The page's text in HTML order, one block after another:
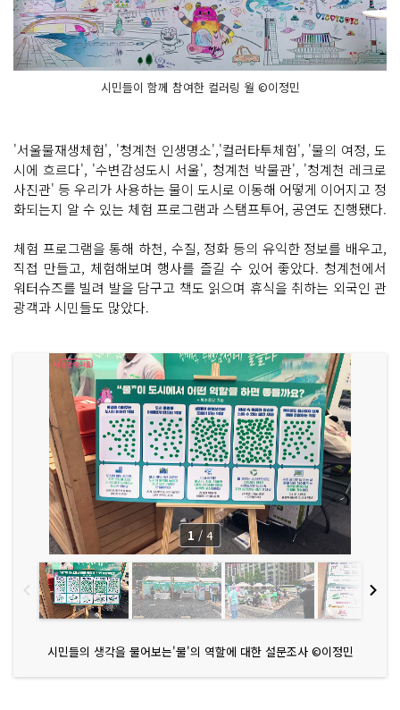
시민들이 함께 참여한 컬러링 월 ©이정민
'서울물재생체험', '청계천 인생명소','컬러타투체험', '물의 여정, 도
시에 흐르다', '수변감성도시 서울', 청계천 박물관', '청계천 레크로
사진관' 등 우리가 사용하는 물이 도시로 이동해 어떻게 이어지고 정
화되는지 알 수 있는 체험 프로그램과 스탬프투어, 공연도 진행됐다.
체험 프로그램을 통해 하천, 수질, 정화 등의 유익한 정보를 배우고,
직접 만들고, 체험해보며 행사를 즐길 수 있어 좋았다. 청계천에서
워터슈즈를 빌려 발을 담구고 책도 읽으며 휴식을 취하는 외국인 관
광객과 시민들도 많았다.
시민들의 생각을 물어보는'물'의 역할에 대한 설문조사 ©이정민
1 / 4